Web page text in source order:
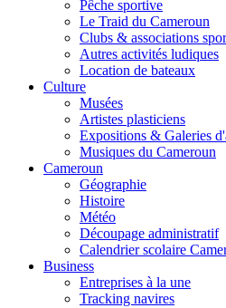
Pêche sportive
Le Traid du Cameroun
Clubs & associations
Autres activités ludiques
Location de bateaux
Culture
Musées
Artistes plasticiens
Expositions & Galeries
Musiques du Cameroun
Cameroun
Géographie
Histoire
Météo
Découpage administratif
Calendrier scolaire
Business
Entreprises à la une
Tracking navires